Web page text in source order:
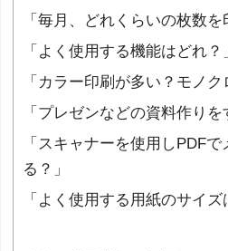
「毎月、どれくらいの枚数を
「よく使用する機能はどれ？
「カラー印刷が多い？モノク
「プレゼンなどの資料作りを
「スキャナーを使用しPDF
る？」
「よく使用する用紙のサイズ